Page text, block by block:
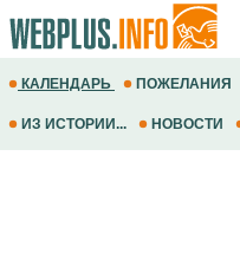
КАЛЕНДАРЬ ПОЖЕЛАНИЯ
ИЗ ИСТОРИИ... НОВОСТИ